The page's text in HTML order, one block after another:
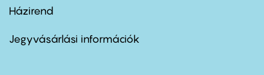
Footer
second
Házirend
Jegyvásárlási információk